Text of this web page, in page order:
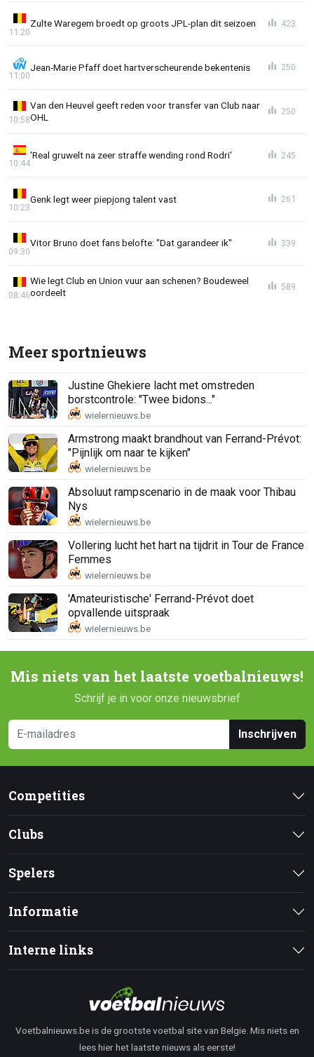
Zulte Waregem broedt op groots JPL-plan dit seizoen
11:20
423
Jean-Marie Pfaff doet hartverscheurende bekentenis
11:00
250
Van den Heuvel geeft reden voor transfer van Club naar
OHL
10:58
250
'Real gruwelt na zeer straffe wending rond Rodri'
10:44
245
Genk legt weer piepjong talent vast
10:23
261
Vitor Bruno doet fans belofte: "Dat garandeer ik"
09:30
339
Wie legt Club en Union vuur aan schenen? Boudeweel
oordeelt
08:46
589
Meer sportnieuws
Justine Ghekiere lacht met omstreden
borstcontrole: "Twee bidons..."
Armstrong maakt brandhout van Ferrand-Prévot:
"Pijnlijk om naar te kijken"
Absoluut rampscenario in de maak voor Thibau
Nys
Vollering lucht het hart na tijdrit in Tour de France
Femmes
'Amateuristische' Ferrand-Prévot doet
opvallende uitspraak
Mis niets van het laatste voetbalnieuws!
Schrijf je in voor onze nieuwsbrief
Inschrijven
Competities
Clubs
Spelers
Informatie
Interne links
Voetbalnieuws.be is de grootste voetbal site van Belgie. Mis niets en
lees hier het laatste nieuws als eerste!